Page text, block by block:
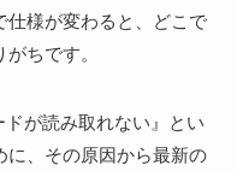
仕様が変わると、どこで
ちです。
が読み取れない』とい
に、その原因から最新の